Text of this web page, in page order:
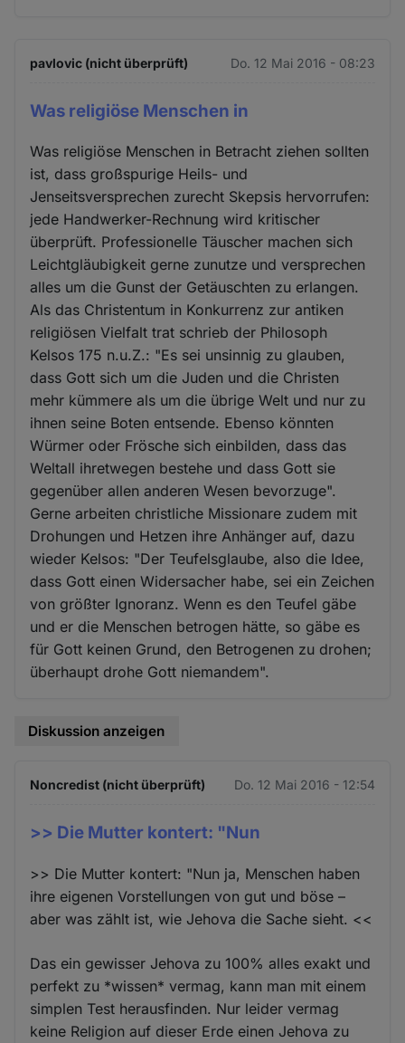
pavlovic (nicht überprüft) Do. 12 Mai 2016 - 08:23
Was religiöse Menschen in
Was religiöse Menschen in Betracht ziehen sollten
ist, dass großspurige Heils- und
Jenseitsversprechen zurecht Skepsis hervorrufen:
jede Handwerker-Rechnung wird kritischer
überprüft. Professionelle Täuscher machen sich
Leichtgläubigkeit gerne zunutze und versprechen
alles um die Gunst der Getäuschten zu erlangen.
Als das Christentum in Konkurrenz zur antiken
religiösen Vielfalt trat schrieb der Philosoph
Kelsos 175 n.u.Z.: "Es sei unsinnig zu glauben,
dass Gott sich um die Juden und die Christen
mehr kümmere als um die übrige Welt und nur zu
ihnen seine Boten entsende. Ebenso könnten
Würmer oder Frösche sich einbilden, dass das
Weltall ihretwegen bestehe und dass Gott sie
gegenüber allen anderen Wesen bevorzuge".
Gerne arbeiten christliche Missionare zudem mit
Drohungen und Hetzen ihre Anhänger auf, dazu
wieder Kelsos: "Der Teufelsglaube, also die Idee,
dass Gott einen Widersacher habe, sei ein Zeichen
von größter Ignoranz. Wenn es den Teufel gäbe
und er die Menschen betrogen hätte, so gäbe es
für Gott keinen Grund, den Betrogenen zu drohen;
überhaupt drohe Gott niemandem".
Diskussion anzeigen
Noncredist (nicht überprüft) Do. 12 Mai 2016 - 12:54
>> Die Mutter kontert: "Nun
>> Die Mutter kontert: "Nun ja, Menschen haben
ihre eigenen Vorstellungen von gut und böse –
aber was zählt ist, wie Jehova die Sache sieht. <<
Das ein gewisser Jehova zu 100% alles exakt und
perfekt zu *wissen* vermag, kann man mit einem
simplen Test herausfinden. Nur leider vermag
keine Religion auf dieser Erde einen Jehova zu